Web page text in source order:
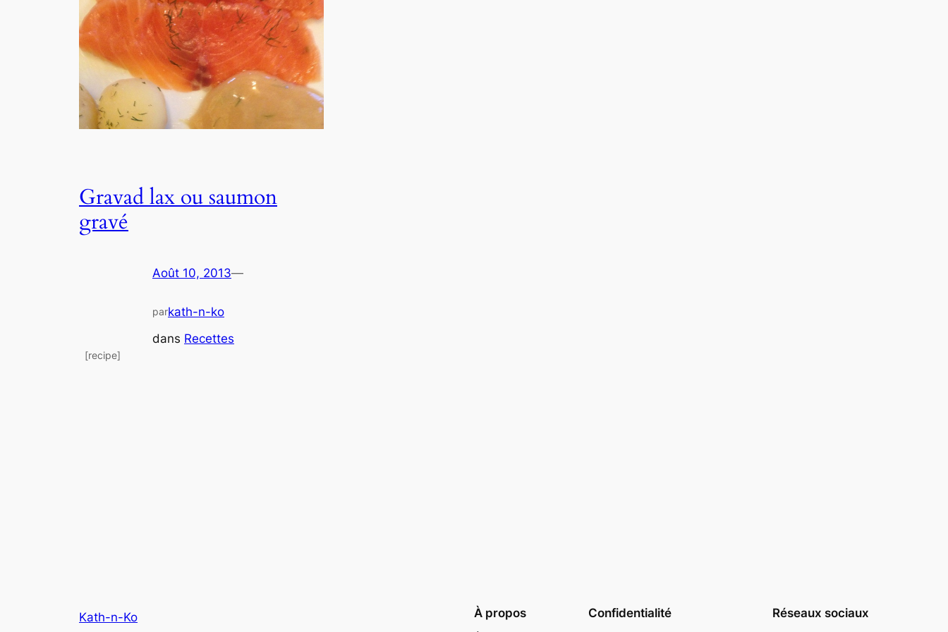
Gravad lax ou saumon
gravé
Août 10, 2013—
parkath-n-ko
dans Recettes
[recipe]
Kath-n-Ko À propos Confidentialité Réseaux sociaux